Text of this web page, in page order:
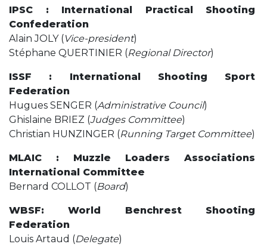
IPSC : International Practical Shooting
Confederation
Alain JOLY (Vice-president)
Stéphane QUERTINIER (Regional Director)
ISSF : International Shooting Sport
Federation
Hugues SENGER (Administrative Council)
Ghislaine BRIEZ (Judges Committee)
Christian HUNZINGER (Running Target Committee)
MLAIC : Muzzle Loaders Associations
International Committee
Bernard COLLOT (Board)
WBSF: World Benchrest Shooting
Federation
Louis Artaud (Delegate)